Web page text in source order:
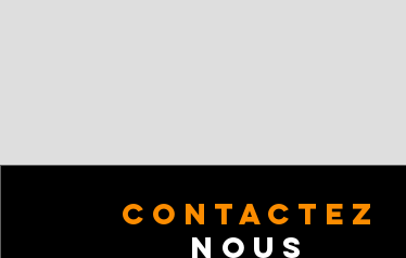
CONTACTez
Nous